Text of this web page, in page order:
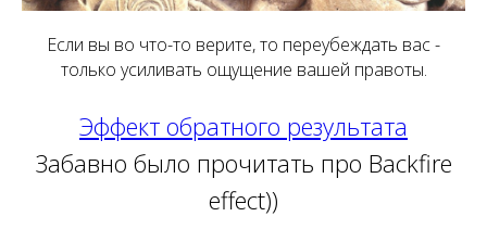
Если вы во что-то верите, то переубеждать вас -
только усиливать ощущение вашей правоты.
Эффект обратного результата
Забавно было прочитать про Backfire
effect))